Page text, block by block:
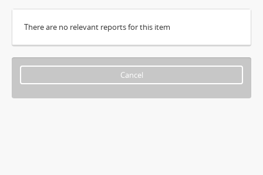
There are no relevant reports for this item
Cancel